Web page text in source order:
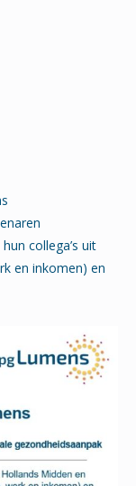
collega’s uit
en inkomen) en